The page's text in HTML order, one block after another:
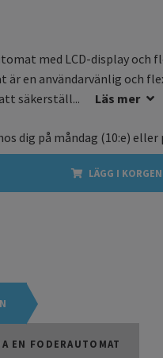
med LCD-display och
är en användarvänlig och
säkerställ...
Läs mer
dig på måndag (10:e) eller
LÄGG I KORGEN
EN FODERAUTOMAT